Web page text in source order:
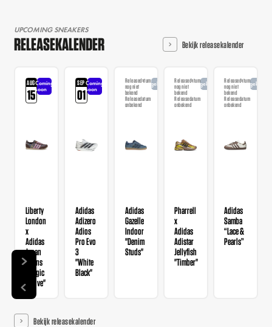
UPCOMING SNEAKERS
RELEASEKALENDER Bekijk releasekalender
AUG
15
Coming
soon
Liberty
London
x
Adidas
Japan
Wmns
"Magic
Mauve"
SEP
01
Coming
soon
Adidas
Adizero
Adios
Pro Evo
3
"White
Black"
Releasedatum
nog niet
bekend
Releasedatum
onbekend
Aangekondigd
Adidas
Gazelle
Indoor
"Denim
Studs"
Releasedatum
nog niet
bekend
Releasedatum
onbekend
Aangekondigd
Pharrell
x
Adidas
Adistar
Jellyfish
"Timber"
Releasedatum
nog niet
bekend
Releasedatum
onbekend
Adidas
Samba
“Lace &
Pearls”
Bekijk releasekalender